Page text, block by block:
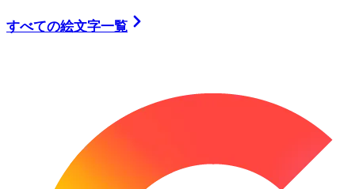
すべての絵文字一覧